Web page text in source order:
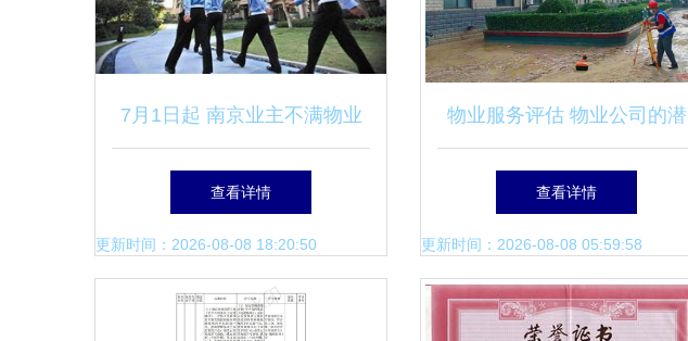
7月1日起 南京业主不满物业
服务可申请第三方评估 物业
服务质量将更透明
查看详情
更新时间：2026-08-08 18:20:50
物业服务评估 物业公司的潜
隐危机评估机制探讨
查看详情
更新时间：2026-08-08 05:59:58